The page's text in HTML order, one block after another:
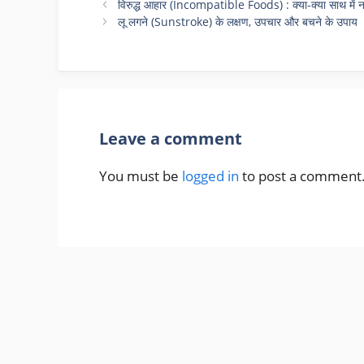
विरुद्ध आहार (Incompatible Foods) : क्या-क्या साथ में
लू लगने (Sunstroke) के लक्षण, उपचार और बचने के उपाय
Leave a comment
You must be logged in to post a comment.